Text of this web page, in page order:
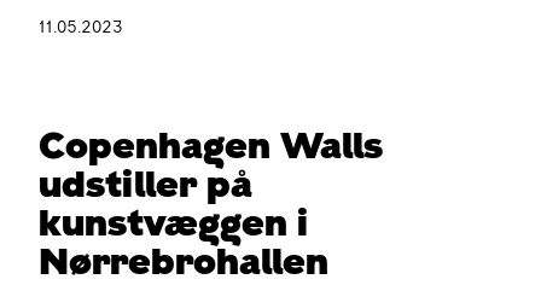
11.05.2023
Copenhagen Walls
udstiller på
kunstvæggen i
Nørrebrohallen